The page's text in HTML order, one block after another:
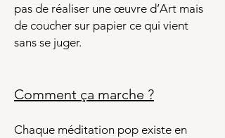
pas de réaliser une œuvre d’Art mais
de coucher sur papier ce qui vient
sans se juger.
Comment ça marche ?​
Chaque méditation pop existe en